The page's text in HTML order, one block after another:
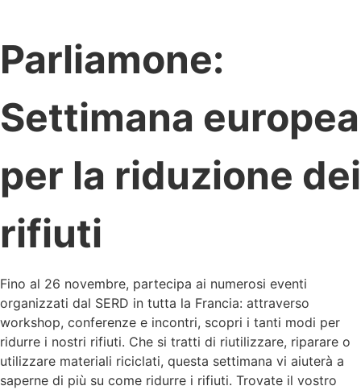
Parliamone:
Settimana europea
per la riduzione dei
rifiuti
Fino al 26 novembre, partecipa ai numerosi eventi
organizzati dal SERD in tutta la Francia: attraverso
workshop, conferenze e incontri, scopri i tanti modi per
ridurre i nostri rifiuti. Che si tratti di riutilizzare, riparare o
utilizzare materiali riciclati, questa settimana vi aiuterà a
saperne di più su come ridurre i rifiuti. Trovate il vostro